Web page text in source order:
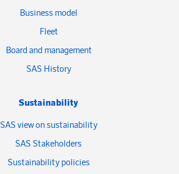
Business model
Fleet
Board and management
SAS History
Sustainability
SAS view on sustainability
SAS Stakeholders
Sustainability policies